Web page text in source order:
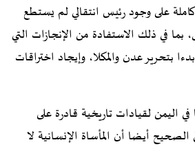
على وجود رئيس انتقالي لم يستطع
في ذلك الاستفادة من الإنجازات التي
بتحرير عدن والمكلا، وإيجاد اختراقات
اليمن لقيادات تاريخية قادرة على
الصحيح أيضا أن المأساة الإنسانية لا